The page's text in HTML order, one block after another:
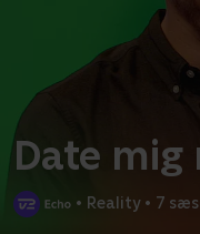
Date mig
• Reality • 7